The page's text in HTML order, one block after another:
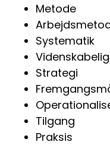
Metode
Systematik
Strategi
Tilgang
Praksis